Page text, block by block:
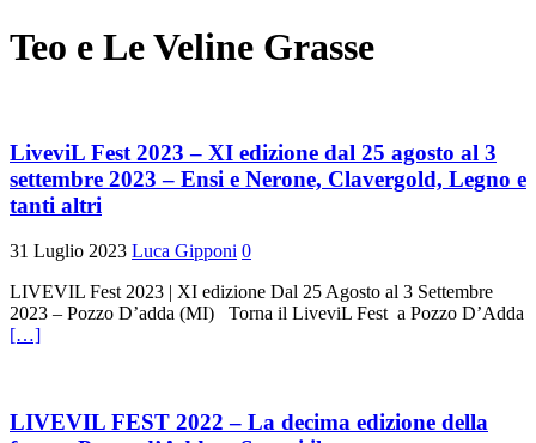
Teo e Le Veline Grasse
LiveviL Fest 2023 – XI edizione dal 25 agosto al 3
settembre 2023 – Ensi e Nerone, Clavergold, Legno e
tanti altri
31 Luglio 2023 Luca Gipponi 0
LIVEVIL Fest 2023 | XI edizione Dal 25 Agosto al 3 Settembre
2023 – Pozzo D’adda (MI) Torna il LiveviL Fest a Pozzo D’Adda
[…]
LIVEVIL FEST 2022 – La decima edizione della